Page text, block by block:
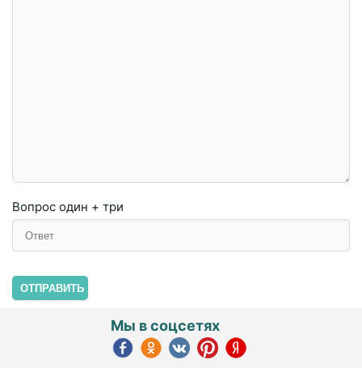
Вопрос один + три
ОТПРАВИТЬ
Мы в соцсетях